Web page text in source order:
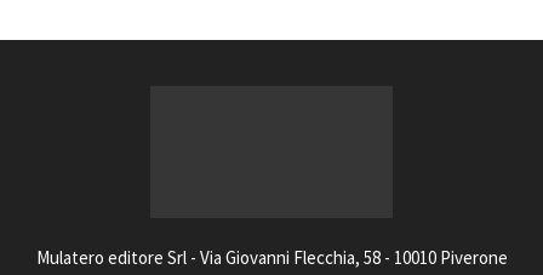
Mulatero editore Srl - Via Giovanni Flecchia, 58 - 10010 Piverone